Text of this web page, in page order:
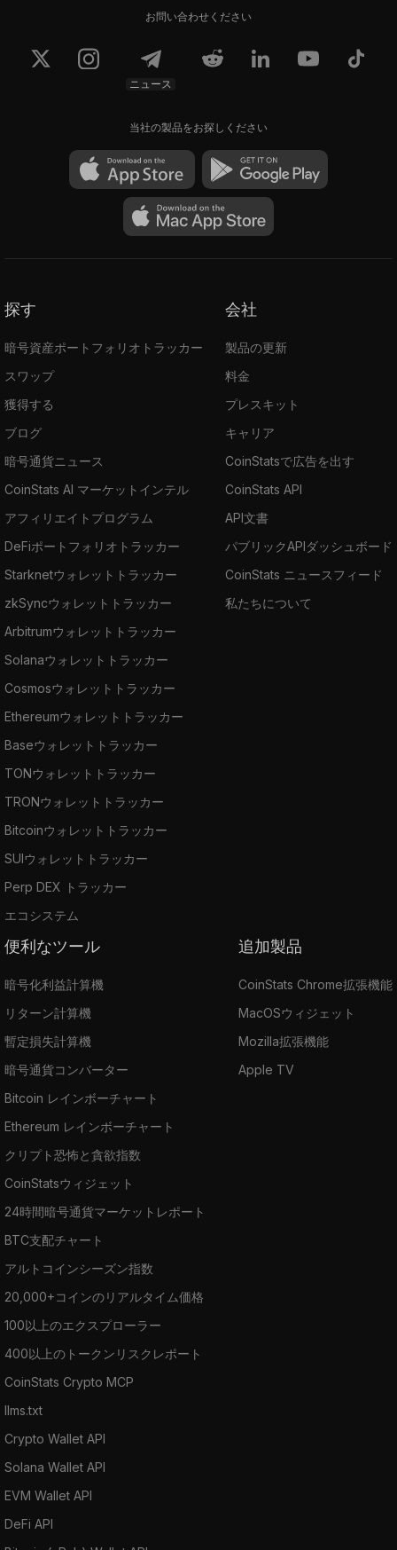
お問い合わせください
ニュース
当社の製品をお探しください
探す
暗号資産ポートフォリオトラッカー
スワップ
獲得する
ブログ
暗号通貨ニュース
CoinStats AI マーケットインテル
アフィリエイトプログラム
DeFiポートフォリオトラッカー
Starknetウォレットトラッカー
zkSyncウォレットトラッカー
Arbitrumウォレットトラッカー
Solanaウォレットトラッカー
Cosmosウォレットトラッカー
Ethereumウォレットトラッカー
Baseウォレットトラッカー
TONウォレットトラッカー
TRONウォレットトラッカー
Bitcoinウォレットトラッカー
SUIウォレットトラッカー
Perp DEX トラッカー
エコシステム
会社
製品の更新
料金
プレスキット
キャリア
CoinStatsで広告を出す
CoinStats API
API文書
パブリックAPIダッシュボード
CoinStats ニュースフィード
私たちについて
便利なツール
暗号化利益計算機
リターン計算機
暫定損失計算機
暗号通貨コンバーター
Bitcoin レインボーチャート
Ethereum レインボーチャート
クリプト恐怖と貪欲指数
CoinStatsウィジェット
24時間暗号通貨マーケットレポート
BTC支配チャート
アルトコインシーズン指数
20,000+コインのリアルタイム価格
100以上のエクスプローラー
400以上のトークンリスクレポート
CoinStats Crypto MCP
llms.txt
Crypto Wallet API
Solana Wallet API
EVM Wallet API
DeFi API
追加製品
CoinStats Chrome拡張機能
MacOSウィジェット
Mozilla拡張機能
Apple TV